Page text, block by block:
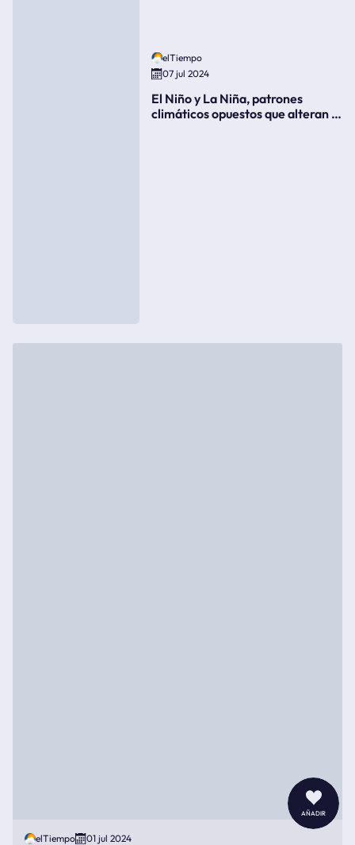
añadir
elTiempo
07 jul 2024
El Niño y La Niña, patrones
climáticos opuestos que alteran la
elTiempo 01 jul 2024